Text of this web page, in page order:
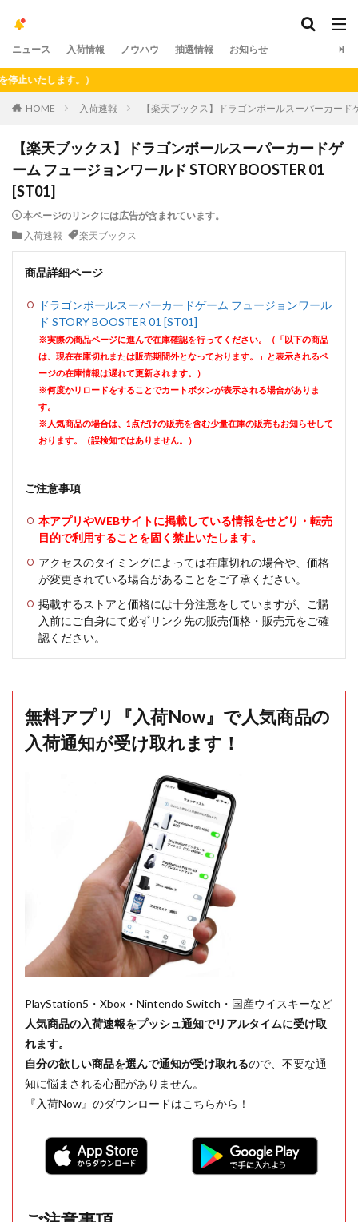
ニュース 入荷情報 ノウハウ 抽選情報 お知らせ
たします。）
HOME 入荷速報 【楽天ブックス】ドラゴンボールスーパーカード
【楽天ブックス】ドラゴンボールスーパーカードゲ
ーム フュージョンワールド STORY BOOSTER 01
[ST01]
本ページのリンクには広告が含まれています。
入荷速報
楽天ブックス
商品詳細ページ
ドラゴンボールスーパーカードゲーム フュージョンワール
ド STORY BOOSTER 01 [ST01]
※実際の商品ページに進んで在庫確認を行ってください。（「以下の商品
は、現在在庫切れまたは販売期間外となっております。」と表示されるペ
ージの在庫情報は遅れて更新されます。）
※何度かリロードをすることでカートボタンが表示される場合がありま
す。
※人気商品の場合は、1点だけの販売を含む少量在庫の販売もお知らせして
おります。（誤検知ではありません。）
ご注意事項
本アプリやWEBサイトに掲載している情報をせどり・転売
目的で利用することを固く禁止いたします。
アクセスのタイミングによっては在庫切れの場合や、価格
が変更されている場合があることをご了承ください。
掲載するストアと価格には十分注意をしていますが、ご購
入前にご自身にて必ずリンク先の販売価格・販売元をご確
認ください。
無料アプリ『入荷Now』で人気商品の
入荷通知が受け取れます！
PlayStation5・Xbox・Nintendo Switch・国産ウイスキーなど
人気商品の入荷速報をプッシュ通知でリアルタイムに受け取
れます。
自分の欲しい商品を選んで通知が受け取れるので、不要な通
知に悩まされる心配がありません。
『入荷Now』のダウンロードはこちらから！